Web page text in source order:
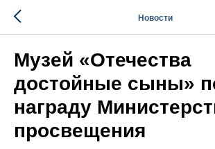
Новости
Музей «Отечества
достойные сыны»
награду
просвещения